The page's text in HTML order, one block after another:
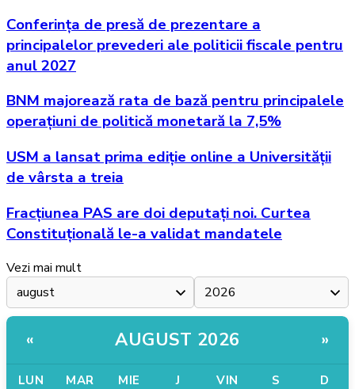
Conferința de presă de prezentare a
principalelor prevederi ale politicii fiscale pentru
anul 2027
BNM majorează rata de bază pentru principalele
operațiuni de politică monetară la 7,5%
USM a lansat prima ediție online a Universității
de vârsta a treia
Fracțiunea PAS are doi deputați noi. Curtea
Constituțională le-a validat mandatele
Vezi mai mult
« AUGUST 2026 »
LUN MAR MIE J VIN S D